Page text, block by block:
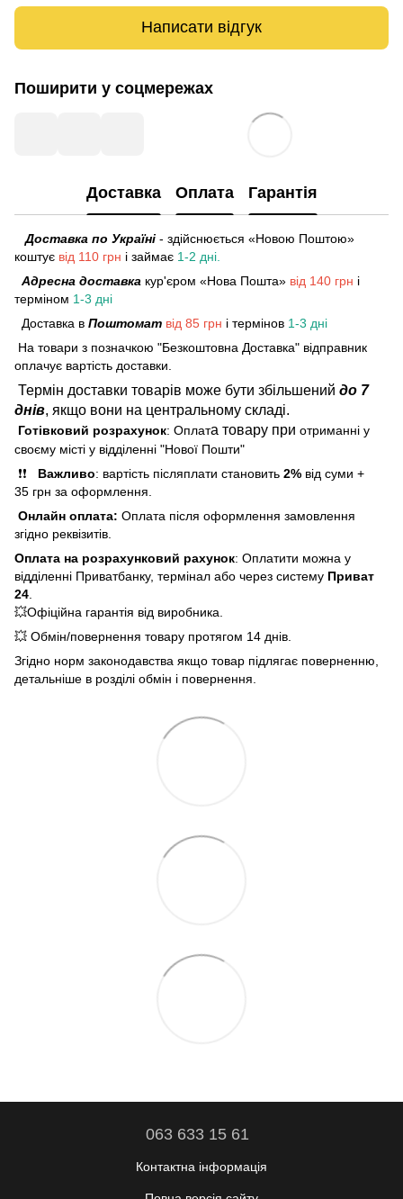
Написати відгук
Поширити у соцмережах
Доставка Оплата Гарантія
Доставка по Україні - здійснюється «Новою Поштою»
коштує від 110 грн і займає 1-2 дні.
Адресна доставка кур'єром «Нова Пошта» від 140 грн і
терміном 1-3 дні
Доставка в Поштомат від 85 грн і термінов 1-3 дні
На товари з позначкою "Безкоштовна Доставка" відправник
оплачує вартість доставки.
Термін доставки товарів може бути збільшений до 7
днів, якщо вони на центральному складі.
Готівковий розрахунок: Оплата товару при отриманні у
своєму місті у відділенні "Нової Пошти"
❗❗ Важливо: вартість післяплати становить 2% від суми +
35 грн за оформлення.
Онлайн оплата: Оплата після оформлення замовлення
згідно реквізитів.
Оплата на розрахунковий рахунок: Оплатити можна у
відділенні Приватбанку, термінал або через систему Приват
24
💥Офіційна гарантія від виробника.
💥 Обмін/повернення товару протягом 14 днів.
Згідно норм законодавства якщо товар підлягає поверненню,
детальніше в розділі обмін і повернення.
063 633 15 61
Контактна інформація